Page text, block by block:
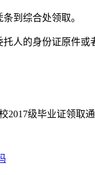
到综合处领取。
人的身份证原件或